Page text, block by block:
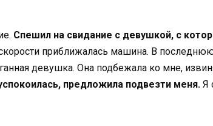
Спешил на свидание с девушкой, с
приближалась машина. В
девушка. Она подбежала ко мне,
предложила подвезти меня. Я